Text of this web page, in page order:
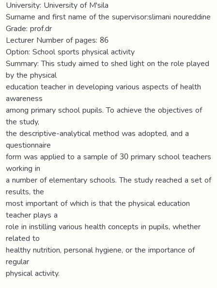
University: University of M'sila
Surname and first name of the supervisor:slimani noureddine
Grade: prof.dr
Lecturer Number of pages: 86
Option: School sports physical activity
Summary: This study aimed to shed light on the role played
by the physical
education teacher in developing various aspects of health
awareness
among primary school pupils. To achieve the objectives of
the study,
the descriptive-analytical method was adopted, and a
questionnaire
form was applied to a sample of 30 primary school teachers
working in
a number of elementary schools. The study reached a set of
results, the
most important of which is that the physical education
teacher plays a
role in instilling various health concepts in pupils, whether
related to
healthy nutrition, personal hygiene, or the importance of
regular
physical activity.